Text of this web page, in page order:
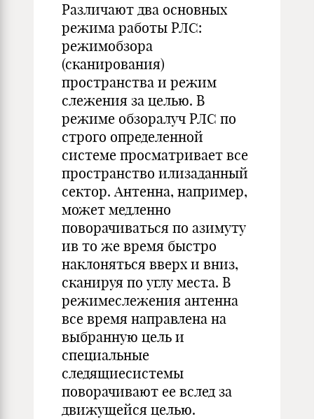
Различают два основных
режима работы РЛС:
режимобзора
(сканирования)
пространства и режим
слежения за целью. В
режиме обзоралуч РЛС по
строго определенной
системе просматривает все
пространство илизаданный
сектор. Антенна, например,
может медленно
поворачиваться по азимуту
ив то же время быстро
наклоняться вверх и вниз,
сканируя по углу места. В
режимеслежения антенна
все время направлена на
выбранную цель и
специальные
следящиесистемы
поворачивают ее вслед за
движущейся целью.